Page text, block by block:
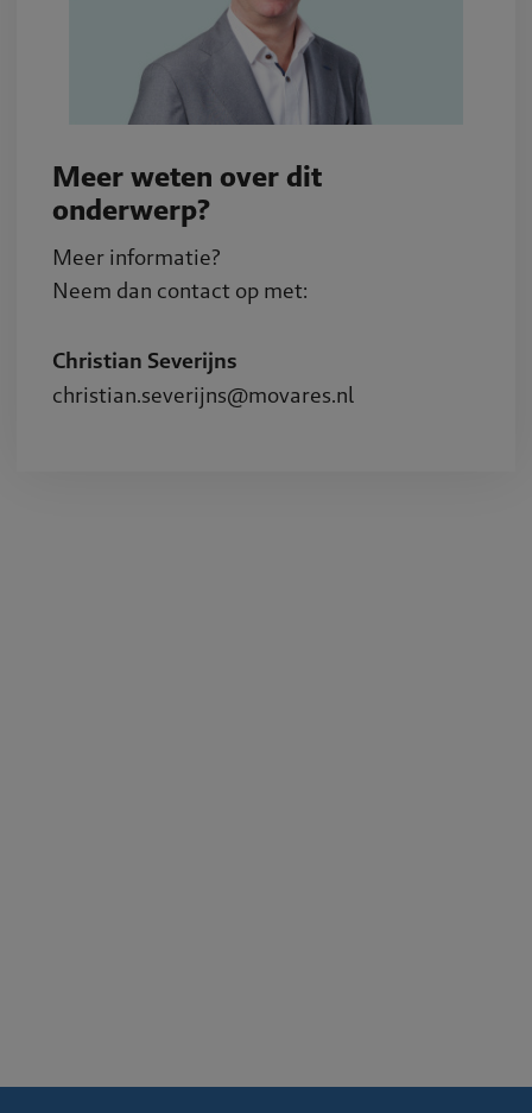
Meer weten over dit
onderwerp?
Meer informatie?
Neem dan contact op met:
Christian Severijns
christian.severijns@movares.nl